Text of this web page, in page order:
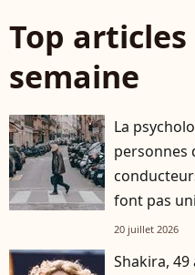
Top articles
semaine
La
personnes
font pas
20 juillet 2026
Shakira, 49